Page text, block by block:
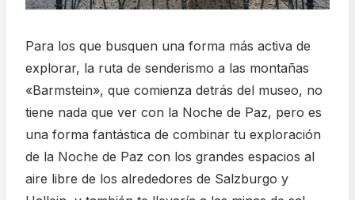
Para los que busquen una forma más activa de
explorar, la ruta de senderismo a las montañas
«Barmstein», que comienza detrás del museo, no
tiene nada que ver con la Noche de Paz, pero es
una forma fantástica de combinar tu exploración
de la Noche de Paz con los grandes espacios al
aire libre de los alrededores de Salzburgo y